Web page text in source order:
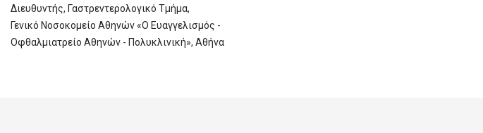
Διευθυντής, Γαστρεντερολογικό Τμήμα,
Γενικό Νοσοκομείο Αθηνών «Ο Ευαγγελισμός -
Οφθαλμιατρείο Αθηνών - Πολυκλινική», Αθήνα